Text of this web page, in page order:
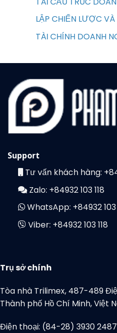
LẬP CHIẾN LƯỢC
TÀI CHÍNH DOANH
Support
Tư vấn khách hàng:
Zalo: +84932 103 118
WhatsApp: +84932 103
Viber: +84932 103 118
Trụ sở chính
Tòa nhà Trilimex, 487-489
Thành phố Hồ Chí Minh, Việt
Điện thoại: (84-28) 3930 2487